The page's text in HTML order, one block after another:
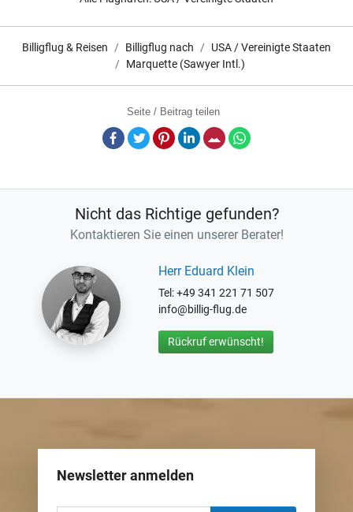
Billigflug & Reisen Billigflug nach
USA / Vereinigte Staaten
Marquette (Sawyer Intl.)
Seite / Beitrag teilen
Facebook
TwitterPinterestLinkedInE-Mail
Nicht das Richtige gefunden?
Kontaktieren Sie einen unserer Berater!
Herr Eduard Klein
Tel: +49 341 221 71 507
info@billig-flug.de
Rückruf erwünscht!
Newsletter anmelden